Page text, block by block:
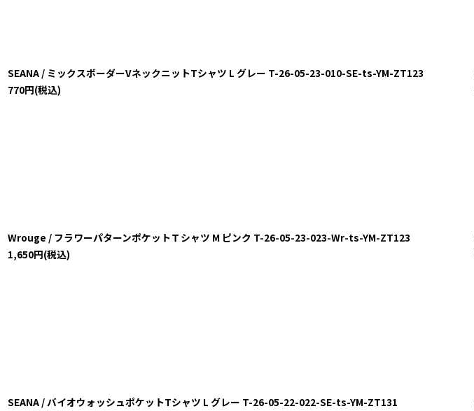
SEANA / ミックスボーダーVネックニットTシャツ L グレー T-26-05-23-010-SE-ts-YM-ZT123
770円(税込)
Wrouge / フラワーパターンポケットＴシャツ M ピンク T-26-05-23-023-Wr-ts-YM-ZT123
1,650円(税込)
SEANA / バイオウォッシュポケットTシャツ L グレー T-26-05-22-022-SE-ts-YM-ZT131